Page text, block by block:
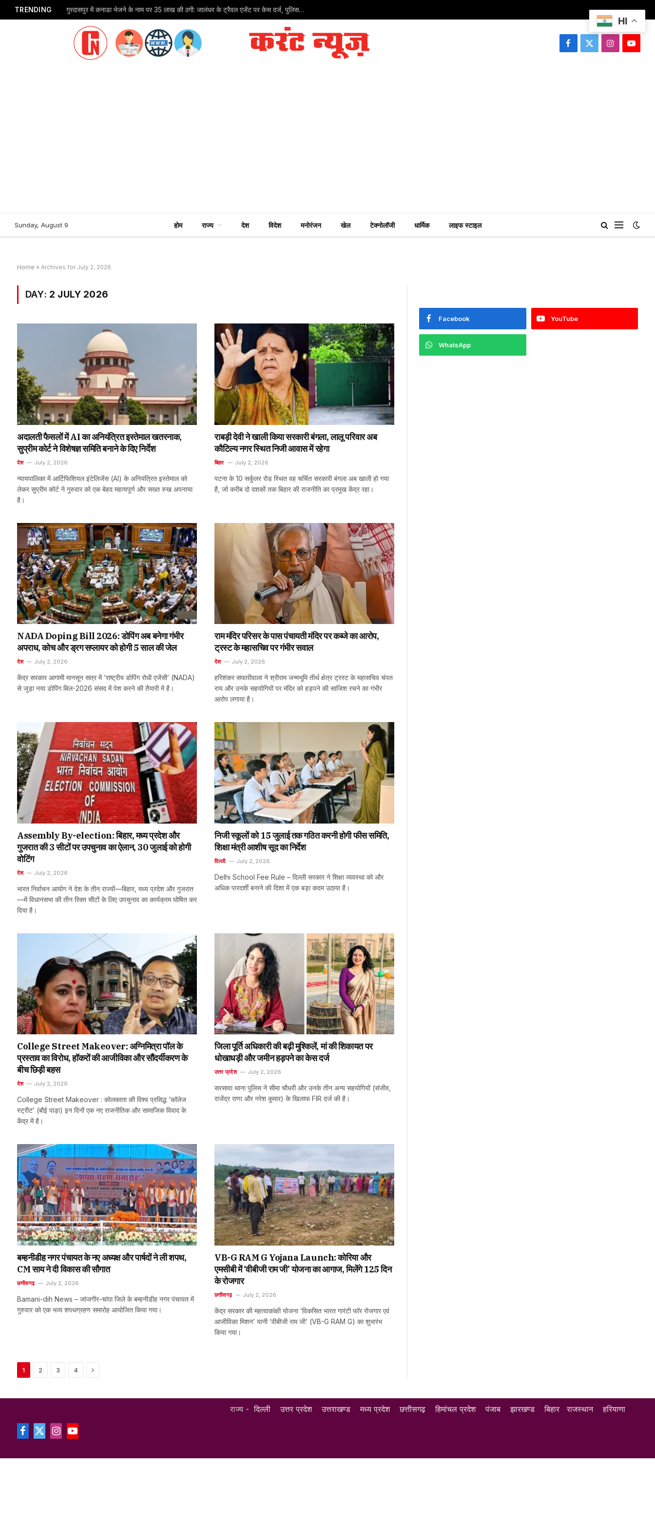
TRENDING गुरदासपुर में कनाडा भेजने के नाम पर 35 लाख की ठगी: जालंधर के ट्रैवल एजेंट पर केस दर्ज, पुलिस जांच शुरू
Facebook
X
Instagram
Sunday, August 9 होम राज्य देश विदेश मनोरंजन खेल टेक्नोलॉजी धार्मिक लाइफ स्टाइल
Home » Archives for July 2, 2026
DAY: 2 JULY 2026
अदालती फैसलों में AI का अनियंत्रित इस्तेमाल खतरनाक,
सुप्रीम कोर्ट ने विशेषज्ञ समिति बनाने के दिए निर्देश
देश July 2, 2026
न्यायपालिका में आर्टिफिशियल इंटेलिजेंस (AI) के अनियंत्रित इस्तेमाल को
लेकर सुप्रीम कोर्ट ने गुरुवार को एक बेहद महत्वपूर्ण और सख्त रुख अपनाया
है।
राबड़ी देवी ने खाली किया सरकारी बंगला, लालू परिवार अब
कौटिल्य नगर स्थित निजी आवास में रहेगा
बिहार July 2, 2026
पटना के 10 सर्कुलर रोड स्थित वह चर्चित सरकारी बंगला अब खाली हो गया
है, जो करीब दो दशकों तक बिहार की राजनीति का प्रमुख केंद्र रहा।
NADA Doping Bill 2026: डोपिंग अब बनेगा गंभीर
अपराध, कोच और ड्रग सप्लायर को होगी 5 साल की जेल
देश July 2, 2026
केंद्र सरकार आगामी मानसून सत्र में ‘राष्ट्रीय डोपिंग रोधी एजेंसी’ (NADA)
से जुड़ा नया डोपिंग बिल-2026 संसद में पेश करने की तैयारी में है।
राम मंदिर परिसर के पास पंचायती मंदिर पर कब्जे का आरोप,
ट्रस्ट के महासचिव पर गंभीर सवाल
देश July 2, 2026
हरिशंकर सफारीवाला ने श्रीराम जन्मभूमि तीर्थ क्षेत्र ट्रस्ट के महासचिव चंपत
राय और उनके सहयोगियों पर मंदिर को हड़पने की साजिश रचने का गंभीर
आरोप लगाया है।
Assembly By-election: बिहार, मध्य प्रदेश और
गुजरात की 3 सीटों पर उपचुनाव का ऐलान, 30 जुलाई को होगी
वोटिंग
देश July 2, 2026
भारत निर्वाचन आयोग ने देश के तीन राज्यों—बिहार, मध्य प्रदेश और गुजरात
—में विधानसभा की तीन रिक्त सीटों के लिए उपचुनाव का कार्यक्रम घोषित कर
दिया है।
निजी स्कूलों को 15 जुलाई तक गठित करनी होगी फीस समिति,
शिक्षा मंत्री आशीष सूद का निर्देश
दिल्ली July 2, 2026
Delhi School Fee Rule – दिल्ली सरकार ने शिक्षा व्यवस्था को और
अधिक पारदर्शी बनाने की दिशा में एक बड़ा कदम उठाया है।
College Street Makeover: अग्निमित्रा पॉल के
प्रस्ताव का विरोध, हॉकरों की आजीविका और सौंदर्यीकरण के
बीच छिड़ी बहस
देश July 2, 2026
College Street Makeover : कोलकाता की विश्व प्रसिद्ध ‘कॉलेज
स्ट्रीट’ (बौई पाड़ा) इन दिनों एक नए राजनीतिक और सामाजिक विवाद के
केंद्र में है।
जिला पूर्ति अधिकारी की बढ़ी मुश्किलें, मां की शिकायत पर
धोखाधड़ी और जमीन हड़पने का केस दर्ज
उत्तर प्रदेश July 2, 2026
सरसावा थाना पुलिस ने सीमा चौधरी और उनके तीन अन्य सहयोगियों (संजीव,
राजेंद्र राणा और नरेश कुमार) के खिलाफ FIR दर्ज की है।
बम्हनीडीह नगर पंचायत के नए अध्यक्ष और पार्षदों ने ली शपथ,
CM साय ने दी विकास की सौगात
छत्तीसगढ़ July 2, 2026
Bamani-dih News – जांजगीर-चांपा जिले के बम्हनीडीह नगर पंचायत में
गुरुवार को एक भव्य शपथग्रहण समारोह आयोजित किया गया।
VB-G RAM G Yojana Launch: कोरिया और
एमसीबी में ‘वीबीजी राम जी’ योजना का आगाज, मिलेंगे 125 दिन
के रोजगार
छत्तीसगढ़ July 2, 2026
केंद्र सरकार की महत्वाकांक्षी योजना ‘विकसित भारत गारंटी फॉर रोजगार एवं
आजीविका मिशन’ यानी ‘वीबीजी राम जी’ (VB-G RAM G) का शुभारंभ
किया गया।
1 2 3 4 Next
Facebook YouTube
WhatsApp
Facebook
X
InstagramYouTube
राज्य -दिल्ली उत्तर प्रदेश उत्तराखण्ड मध्य प्रदेश छत्तीसगढ़ हिमांचल प्रदेश पंजाब झारखण्ड बिहार राजस्थान हरियाणा
HI